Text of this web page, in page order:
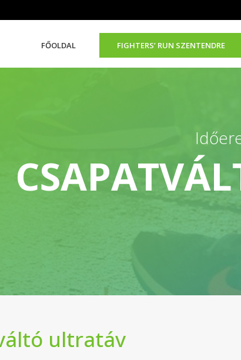
FŐOLDAL FIGHTERS’ RUN SZENTENDRE
ultratáv